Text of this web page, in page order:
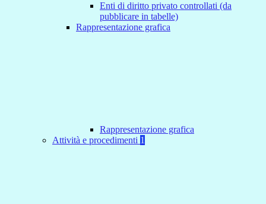
Enti di diritto privato controllati (da
pubblicare in tabelle)
Rappresentazione grafica
Rappresentazione grafica
Attività e procedimenti 1